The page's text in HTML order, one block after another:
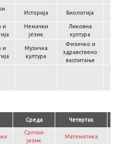
Историја Биологија
и
Немачки
језик
Ликовна
култура
и
Музичка
култура
Физичко и
здравствено
васпитање
Среда Четвртак
Српски
језик
Математика